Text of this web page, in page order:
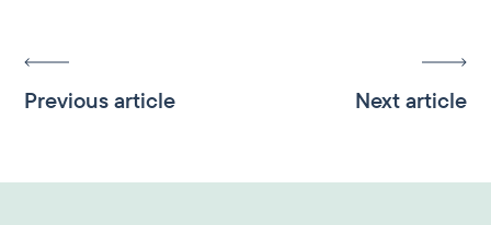
Previous article Next article